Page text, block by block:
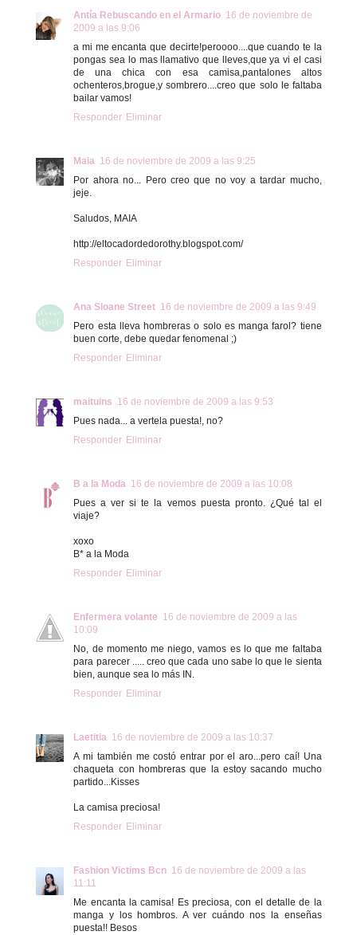
Antía Rebuscando en el Armario 16 de noviembre de
2009 a las 9:06
a mi me encanta que decirte!peroooo....que cuando te la
pongas sea lo mas llamativo que lleves,que ya vi el casi
de una chica con esa camisa,pantalones altos
ochenteros,brogue,y sombrero....creo que solo le faltaba
bailar vamos!
Responder Eliminar
Maia 16 de noviembre de 2009 a las 9:25
Por ahora no... Pero creo que no voy a tardar mucho,
jeje.
Saludos, MAIA
http://eltocadordedorothy.blogspot.com/
Responder Eliminar
Ana Sloane Street 16 de noviembre de 2009 a las 9:49
Pero esta lleva hombreras o solo es manga farol? tiene
buen corte, debe quedar fenomenal ;)
Responder Eliminar
maituins 16 de noviembre de 2009 a las 9:53
Pues nada... a vertela puesta!, no?
Responder Eliminar
B a la Moda 16 de noviembre de 2009 a las 10:08
Pues a ver si te la vemos puesta pronto. ¿Qué tal el
viaje?
xoxo
B* a la Moda
Responder Eliminar
Enfermera volante 16 de noviembre de 2009 a las
10:09
No, de momento me niego, vamos es lo que me faltaba
para parecer ..... creo que cada uno sabe lo que le sienta
bien, aunque sea lo más IN.
Responder Eliminar
Laetitia 16 de noviembre de 2009 a las 10:37
A mi también me costó entrar por el aro...pero caí! Una
chaqueta con hombreras que la estoy sacando mucho
partido...Kisses
La camisa preciosa!
Responder Eliminar
Fashion Victims Bcn 16 de noviembre de 2009 a las
11:11
Me encanta la camisa! Es preciosa, con el detalle de la
manga y los hombros. A ver cuándo nos la enseñas
puesta!! Besos